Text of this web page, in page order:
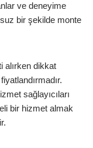
ve deneyime
bir şekilde monte
alırken dikkat
sağlayıcıları
bir hizmet almak